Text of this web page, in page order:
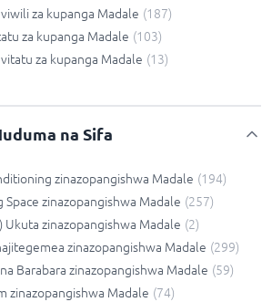
za kupanga Madale (187)
za kupanga Madale (103)
za kupanga Madale (13)
na Sifa
zinazopangishwa Madale (194)
zinazopangishwa Madale (257)
Ukuta zinazopangishwa Madale (2)
zinazopangishwa Madale (299)
Barabara zinazopangishwa Madale (59)
zinazopangishwa Madale (74)